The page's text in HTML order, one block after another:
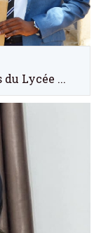
Lycée ...